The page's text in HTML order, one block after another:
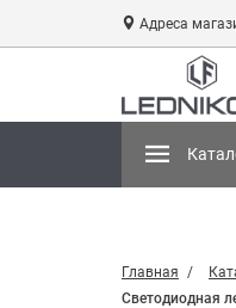
Адреса
Главная
Светодиодная